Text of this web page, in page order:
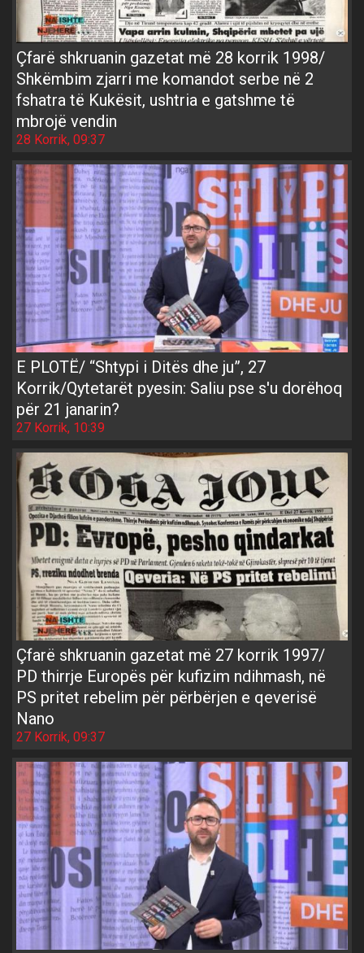
Çfarë shkruanin gazetat më 28 korrik 1998/
Shkëmbim zjarri me komandot serbe në 2
fshatra të Kukësit, ushtria e gatshme të
mbrojë vendin
28 Korrik, 09:37
E PLOTË/ “Shtypi i Ditës dhe ju”, 27
Korrik/Qytetarët pyesin: Saliu pse s'u dorëhoq
për 21 janarin?
27 Korrik, 10:39
Çfarë shkruanin gazetat më 27 korrik 1997/
PD thirrje Europës për kufizim ndihmash, në
PS pritet rebelim për përbërjen e qeverisë
Nano
27 Korrik, 09:37